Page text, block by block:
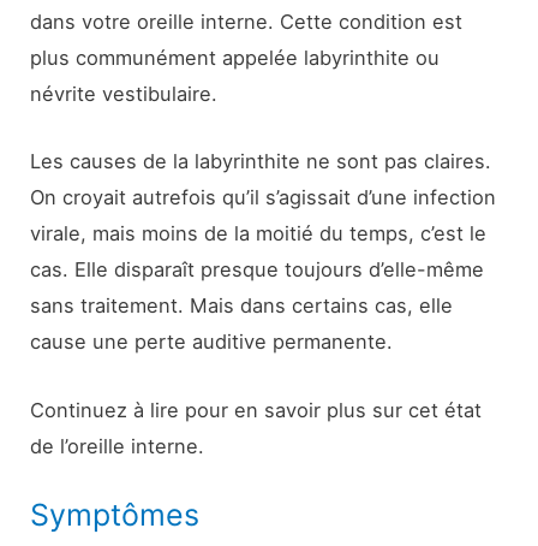
dans votre oreille interne. Cette condition est
plus communément appelée labyrinthite ou
névrite vestibulaire.
Les causes de la labyrinthite ne sont pas claires.
On croyait autrefois qu’il s’agissait d’une infection
virale, mais moins de la moitié du temps, c’est le
cas. Elle disparaît presque toujours d’elle-même
sans traitement. Mais dans certains cas, elle
cause une perte auditive permanente.
Continuez à lire pour en savoir plus sur cet état
de l’oreille interne.
Symptômes